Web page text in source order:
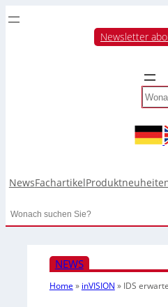
Newsletter
Search
NewsFachartikel
Search
NEWS
Home » inVISION » IDS